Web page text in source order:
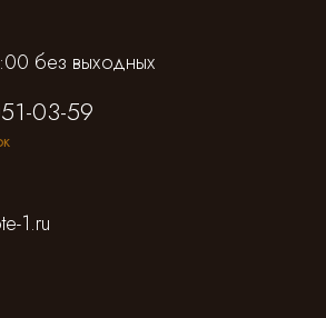
без выходных
03-59
1.ru